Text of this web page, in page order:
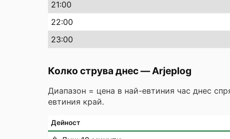
21:00
22:00
23:00
Колко струва днес—Arjeplog
Диапазон = цена в най-евтиния час днес
евтиния край.
Дейност